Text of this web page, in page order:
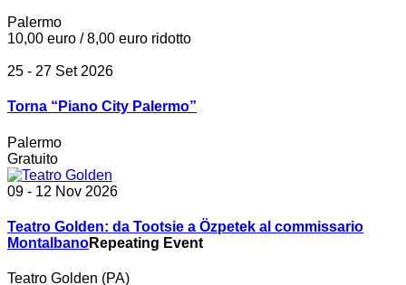
Palermo
10,00 euro / 8,00 euro ridotto
25 - 27 Set 2026
Torna “Piano City Palermo”
Palermo
Gratuito
09 - 12 Nov 2026
Teatro Golden: da Tootsie a Özpetek al commissario
MontalbanoRepeating Event
Teatro Golden (PA)